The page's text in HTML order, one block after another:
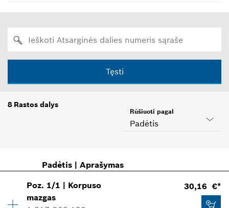
Tęsti
8 Rastos dalys
Padėtis
Rūšiuoti pagal
Padėtis| Aprašymas
Poz. 1/1 | Korpuso
mazgas
30,16 €*